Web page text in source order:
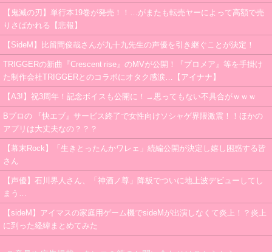
【鬼滅の刃】単行本19巻が発売！！…がまたも転売ヤーによって高額で売
りさばかれる【悲報】
【SideM】比留間俊哉さんが九十九先生の声優を引き継ぐことが決定！
TRIGGERの新曲『Crescent rise』のMVが公開！『プロメア』等を手掛け
た制作会社TRIGGERとのコラボにオタク感涙…【アイナナ】
【A3!】祝3周年！記念ボイスも公開に！→思ってもない不具合がｗｗｗ
Bプロの 『快エブ』サービス終了で女性向けソシャゲ界隈激震！！ほかの
アプリは大丈夫なの？？？
【幕末Rock】「生きとったんかワレェ」続編公開が決定し嬉し困惑する皆
さん
【声優】石川界人さん、「神酒ノ尊」降板でついに地上波デビューしてし
まう…
【sideM】アイマスの家庭用ゲーム機でsideMが出演しなくて炎上！？炎上
に到った経緯まとめてみた